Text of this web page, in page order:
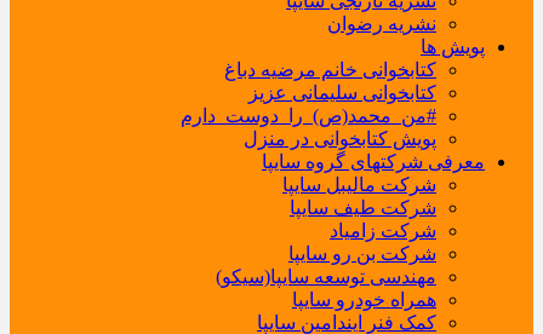
نشریه رضوان
پویش ها
کتابخوانی خانم مرضیه دباغ
کتابخوانی سلیمانی عزیز
#من_محمد(ص)_را_دوست_دارم
پویش کتابخوانی در منزل
معرفی شرکتهای گروه سایپا
شرکت مالیبل سایپا
شرکت طیف سایپا
شرکت زامیاد
شرکت بن رو سایپا
مهندسی توسعه سایپا(سیکو)
همراه خودرو سایپا
کمک فنر ایندامین سایپا